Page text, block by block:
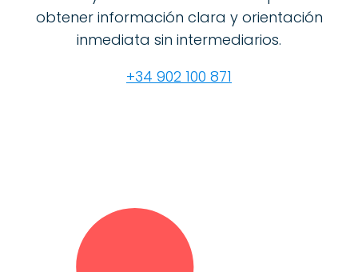
obtener información clara y orientación
inmediata sin intermediarios.
+34 902 100 871